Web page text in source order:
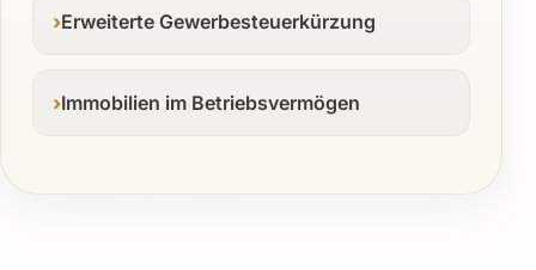
Erweiterte Gewerbesteuerkürzung
Immobilien im Betriebsvermögen